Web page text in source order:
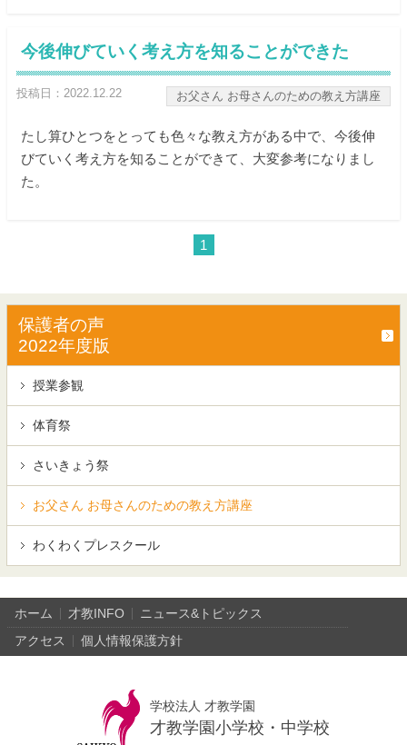
今後伸びていく考え方を知ることができた
投稿日：2022.12.22 お父さん お母さんのための教え方講座
たし算ひとつをとっても色々な教え方がある中で、今後伸
びていく考え方を知ることができて、大変参考になりまし
た。
1
保護者の声
2022年度版
授業参観
体育祭
さいきょう祭
お父さん お母さんのための教え方講座
わくわくプレスクール
ホーム 才教INFO
ニュース&トピックス
アクセス
個人情報保護方針
学校法人 才教学園
才教学園小学校・中学校